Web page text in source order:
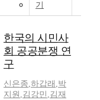
기
한국의 시민사
회 공공분쟁 연
구
신은종,하갑래 ,박
지원 ,김강민 ,김재